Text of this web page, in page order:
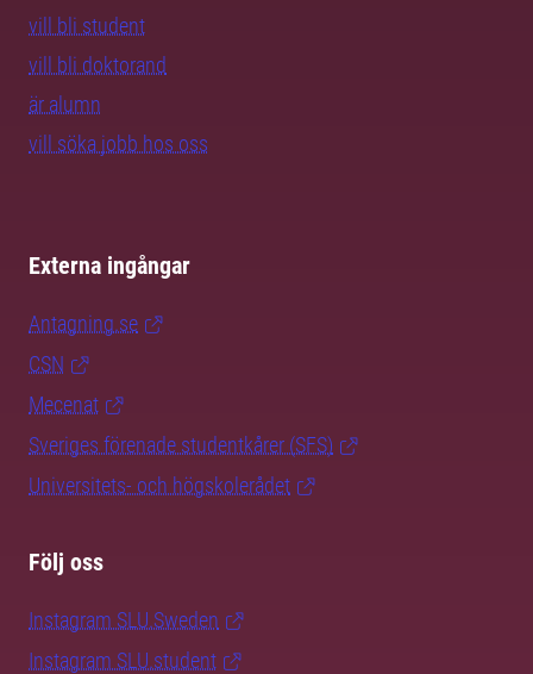
vill bli student
vill bli doktorand
är alumn
vill söka jobb hos oss
Externa ingångar
Antagning.se
CSN
Mecenat
Sveriges förenade studentkårer (SFS)
Universitets- och högskolerådet
Följ oss
Instagram SLU.Sweden
Instagram SLU.student